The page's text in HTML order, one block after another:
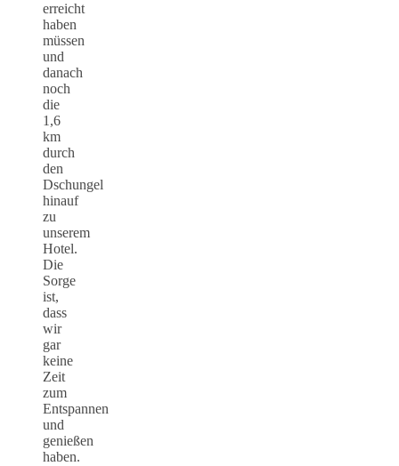
erreicht
haben
müssen
und
danach
noch
die
1,6
km
durch
den
Dschungel
hinauf
zu
unserem
Hotel.
Die
Sorge
ist,
dass
wir
gar
keine
Zeit
zum
Entspannen
und
genießen
haben.